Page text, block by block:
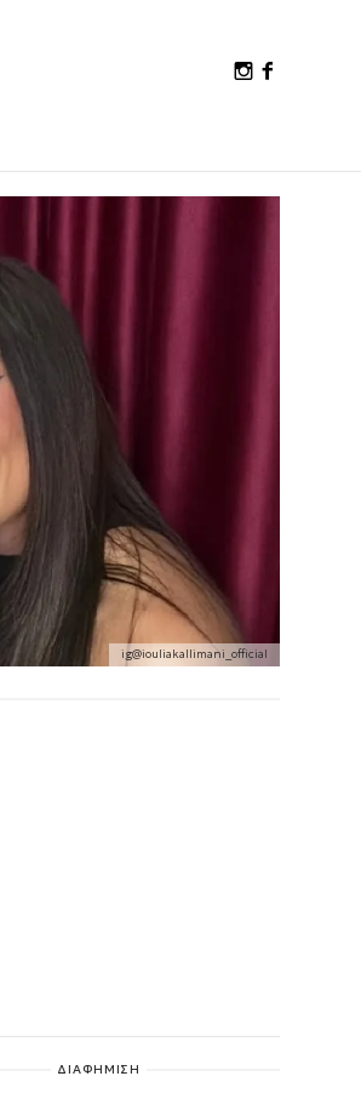
ig@iouliakallimani_official
ΔΙΑΦΗΜΙΣΗ